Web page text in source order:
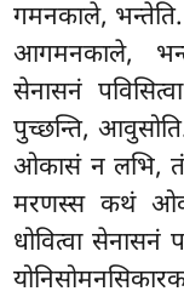
गमनकाले, भन्तेति.
आगमनकाले,
सेनासनं
पुच्छन्ति,
ओकासं न लभि, तं
मरणस्स कथं
धोवित्वा सेनासनं